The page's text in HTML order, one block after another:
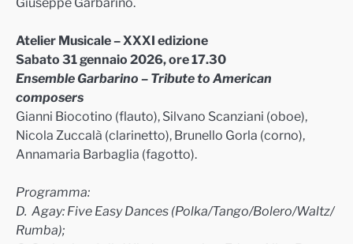
Giuseppe Garbarino.
Atelier Musicale – XXXI edizione
Sabato 31 gennaio 2026, ore 17.30
Ensemble Garbarino – Tribute to American
composers
Gianni Biocotino (flauto), Silvano Scanziani (oboe),
Nicola Zuccalà (clarinetto), Brunello Gorla (corno),
Annamaria Barbaglia (fagotto).
Programma:
D. Agay: Five Easy Dances (Polka/Tango/Bolero/Waltz/
Rumba);